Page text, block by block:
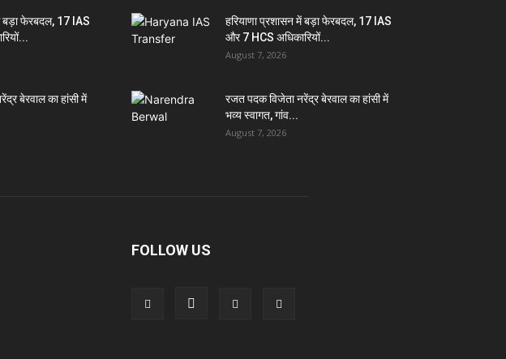
बड़ा फेरबदल, 17 IAS
बेरवाल का हांसी में
हरियाणा प्रशासन में बड़ा फेरबदल, 17 IAS
और 7 HCS अधिकारियों...
August 7, 2026
रजत पदक विजेता नरेंद्र बेरवाल का हांसी में
भव्य स्वागत, गांव...
August 7, 2026
FOLLOW US